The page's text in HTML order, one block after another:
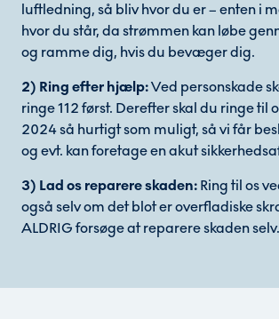
luftledning, så bliv hvor du er – enten i
hvor du står, da strømmen kan løbe
og ramme dig, hvis du bevæger dig.
2) Ring efter hjælp:Ved personskade
ringe 112 først. Derefter skal du ringe til
2024 så hurtigt som muligt, så vi får
og evt. kan foretage en akut
3) Lad os reparere skaden: Ring til os
også selv om det blot er overfladiske
ALDRIG forsøge at reparere skaden selv.